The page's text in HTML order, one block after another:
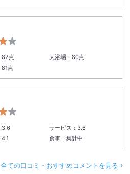
82点 大浴場：80点
81点
3.6 サービス： 3.6
4.1 食事：集計中
全ての口コミ・おすすめコメントを見る